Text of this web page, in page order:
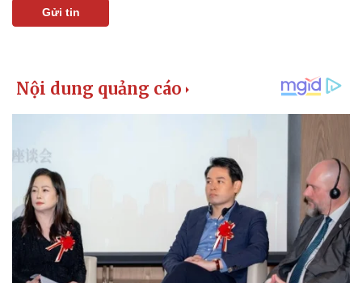
Pháp luật
Tư vấn luật
Gửi tin